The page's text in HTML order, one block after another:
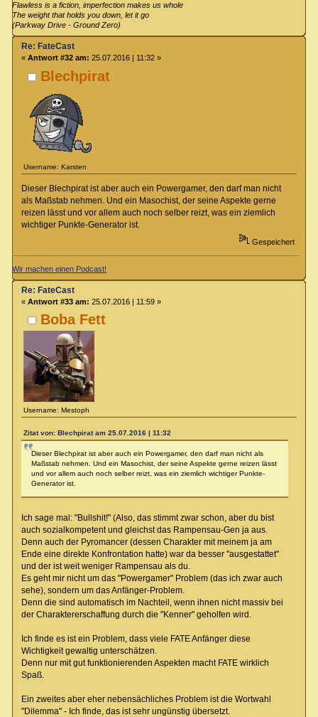
Flawless is a fiction, imperfection makes us whole
The weight that holds you down, let it go
(Parkway Drive - Ground Zero)
Blechpirat
Username: Karsten
Re: FateCast
« Antwort #32 am: 25.07.2016 | 11:32 »
Dieser Blechpirat ist aber auch ein Powergamer, den darf man nicht
als Maßstab nehmen. Und ein Masochist, der seine Aspekte gerne
reizen lässt und vor allem auch noch selber reizt, was ein ziemlich
wichtiger Punkte-Generator ist.
Gespeichert
Wir machen einen Podcast!
Boba Fett
Username: Mestoph
Re: FateCast
« Antwort #33 am: 25.07.2016 | 11:59 »
Zitat von: Blechpirat am 25.07.2016 | 11:32
Dieser Blechpirat ist aber auch ein Powergamer, den darf man nicht als
Maßstab nehmen. Und ein Masochist, der seine Aspekte gerne reizen lässt
und vor allem auch noch selber reizt, was ein ziemlich wichtiger Punkte-
Generator ist.
Ich sage mal: "Bullshit!" (Also, das stimmt zwar schon, aber du bist
auch sozialkompetent und gleichst das Rampensau-Gen ja aus.
Denn auch der Pyromancer (dessen Charakter mit meinem ja am
Ende eine direkte Konfrontation hatte) war da besser "ausgestattet"
und der ist weit weniger Rampensau als du.
Es geht mir nicht um das "Powergamer" Problem (das ich zwar auch
sehe), sondern um das Anfänger-Problem.
Denn die sind automatisch im Nachteil, wenn ihnen nicht massiv bei
der Charaktererschaffung durch die "Kenner" geholfen wird.
Ich finde es ist ein Problem, dass viele FATE Anfänger diese
Wichtigkeit gewaltig unterschätzen.
Denn nur mit gut funktionierenden Aspekten macht FATE wirklich
Spaß.
Ein zweites aber eher nebensächliches Problem ist die Wortwahl
"Dilemma" - Ich finde, das ist sehr ungünstig übersetzt.